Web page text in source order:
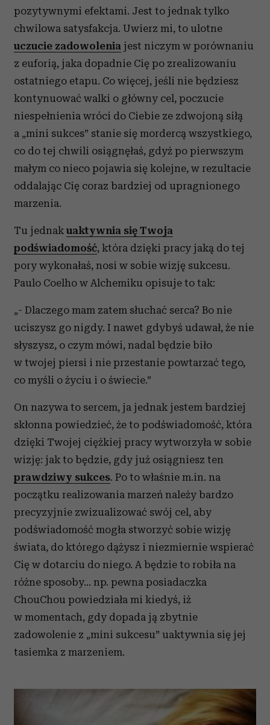
pozytywnymi efektami. Jest to jednak tylko
chwilowa satysfakcja. Uwierz mi, to ulotne
uczucie zadowolenia jest niczym w porównaniu
z euforią, jaka dopadnie Cię po zrealizowaniu
ostatniego etapu. Co więcej, jeśli nie będziesz
kontynuować walki o główny cel, poczucie
niespełnienia wróci do Ciebie ze zdwojoną siłą
a „mini sukces” stanie się mordercą wszystkiego,
co do tej chwili osiągnęłaś, gdyż po pierwszym
małym co nieco pojawia się kolejne, w rezultacie
oddalając Cię coraz bardziej od upragnionego
marzenia.
Tu jednak uaktywnia się Twoja
podświadomość, która dzięki pracy jaką do tej
pory wykonałaś, nosi w sobie wizję sukcesu.
Paulo Coelho w Alchemiku opisuje to tak:
„- Dlaczego mam zatem słuchać serca? Bo nie
uciszysz go nigdy. I nawet gdybyś udawał, że nie
słyszysz, o czym mówi, nadal będzie biło
w twojej piersi i nie przestanie powtarzać tego,
co myśli o życiu i o świecie.”
On nazywa to sercem, ja jednak jestem bardziej
skłonna powiedzieć, że to podświadomość, która
dzięki Twojej ciężkiej pracy wytworzyła w sobie
wizję: jak to będzie, gdy już osiągniesz ten
prawdziwy sukces. Po to właśnie m.in. na
początku realizowania marzeń należy bardzo
precyzyjnie zwizualizować swój cel, aby
podświadomość mogła stworzyć sobie wizję
świata, do którego dążysz i niezmiernie wspierać
Cię w dotarciu do niego. A będzie to robiła na
różne sposoby… np. pewna posiadaczka
ChouChou powiedziała mi kiedyś, iż
w momentach, gdy dopada ją zbytnie
zadowolenie z „mini sukcesu” uaktywnia się jej
tasiemka z marzeniem.